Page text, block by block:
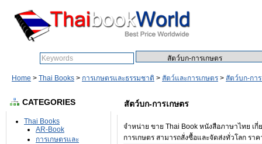
Home > Thai Books > การเกษตรและธรรมชาติ > สัตว์และการเกษตร > สัตว์บก-กา
CATEGORIES
Thai Books
AR-Book
การเกษตรและ
สัตว์บก-การเกษตร
จำหน่าย ขาย Thai Book หนังสือภาษาไทย เ
การเกษตร สามารถสั่งซื้อและจัดส่งทั่วโลก รา